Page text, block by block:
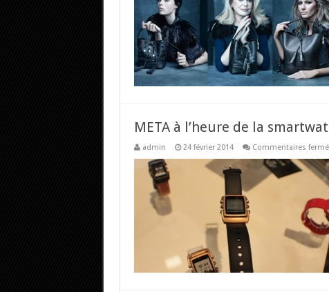
META à l’heure de la
admin 24 février 2014 Commentaires